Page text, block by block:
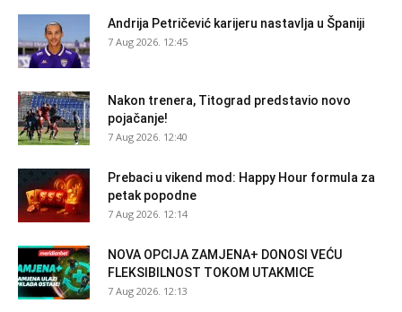
Andrija Petričević karijeru nastavlja u Španiji
7 Aug 2026. 12:45
Nakon trenera, Titograd predstavio novo
pojačanje!
7 Aug 2026. 12:40
Prebaci u vikend mod: Happy Hour formula za
petak popodne
7 Aug 2026. 12:14
NOVA OPCIJA ZAMJENA+ DONOSI VEĆU
FLEKSIBILNOST TOKOM UTAKMICE
7 Aug 2026. 12:13